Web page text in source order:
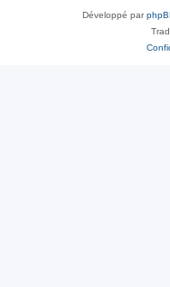
Développé par